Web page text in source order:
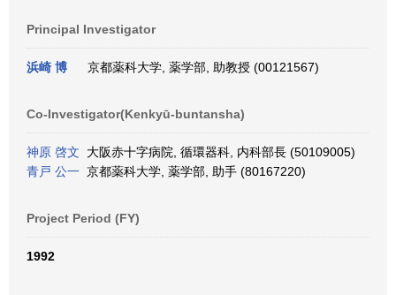
Principal Investigator
浜崎 博 京都薬科大学, 薬学部, 助教授 (00121567)
Co-Investigator(Kenkyū-buntansha)
神原 啓文 大阪赤十字病院, 循環器科, 内科部長 (50109005)
青戸 公一 京都薬科大学, 薬学部, 助手 (80167220)
Project Period (FY)
1992